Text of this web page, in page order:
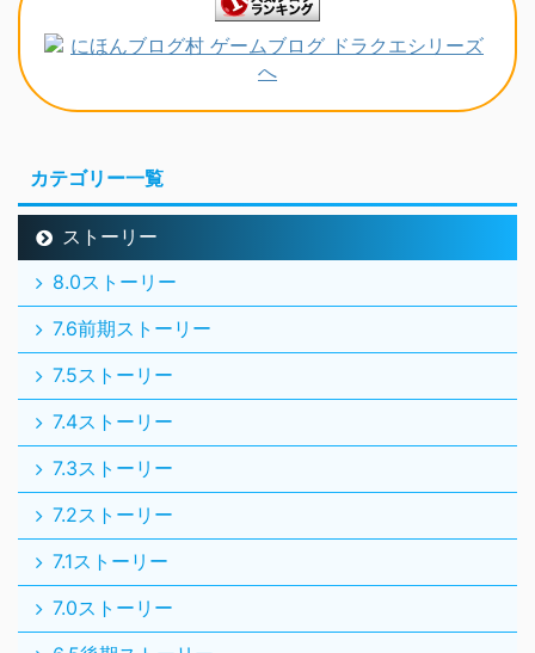
カテゴリー一覧
ストーリー
8.0ストーリー
7.6前期ストーリー
7.5ストーリー
7.4ストーリー
7.3ストーリー
7.2ストーリー
7.1ストーリー
7.0ストーリー